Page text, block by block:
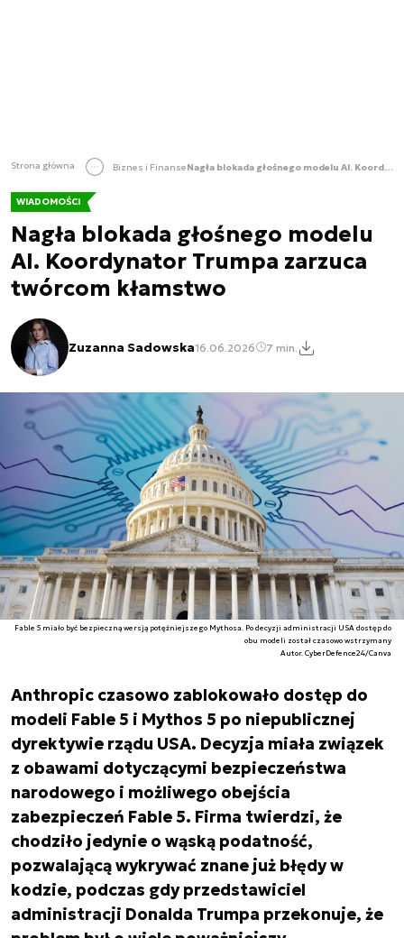
Strona główna Biznes i Finanse Nagła blokada głośnego modelu AI. Koordynator Trumpa zarzuca twórcom kłamstwo
WIADOMOŚCI
Nagła blokada głośnego modelu
AI. Koordynator Trumpa zarzuca
twórcom kłamstwo
Zuzanna Sadowska16.06.2026 7 min.
Fable 5 miało być bezpieczną wersją potężniejszego Mythosa. Po decyzji administracji USA dostęp do
obu modeli został czasowo wstrzymany
Autor. CyberDefence24/Canva
Anthropic czasowo zablokowało dostęp do
modeli Fable 5 i Mythos 5 po niepublicznej
dyrektywie rządu USA. Decyzja miała związek
z obawami dotyczącymi bezpieczeństwa
narodowego i możliwego obejścia
zabezpieczeń Fable 5. Firma twierdzi, że
chodziło jedynie o wąską podatność,
pozwalającą wykrywać znane już błędy w
kodzie, podczas gdy przedstawiciel
administracji Donalda Trumpa przekonuje, że